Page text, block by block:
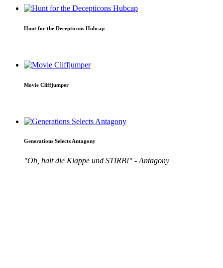
Hunt for the Decepticons Hubcap
Movie Cliffjumper
Generations Selects Antagony
"Oh, halt die Klappe und STIRB!" - Antagony